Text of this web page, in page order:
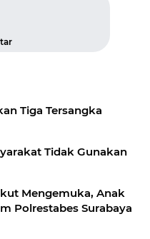
Tiga Tersangka
Tidak Gunakan
Mengemuka, Anak
Polrestabes Surabaya